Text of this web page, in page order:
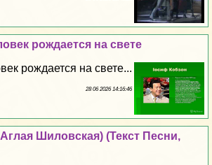
рождается на свете
рождается на свете...
28 06 2026 14:16:46
Шиловская) (Текст Песни,